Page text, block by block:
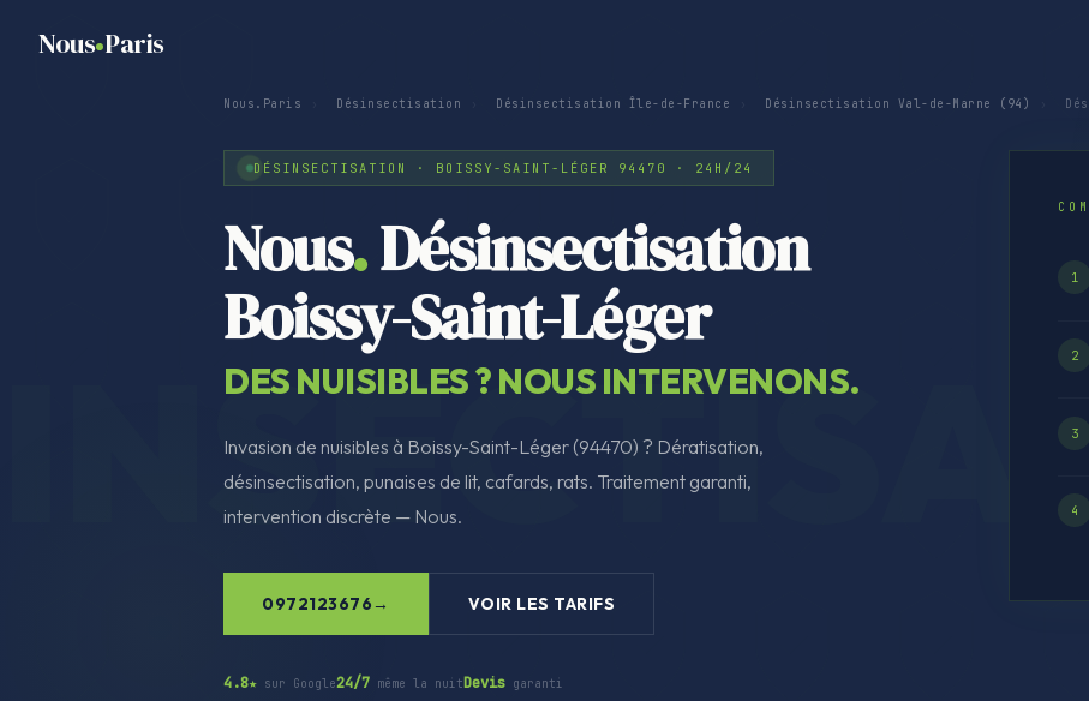
Nous Paris
Nous.Paris Désinsectisation Désinsectisation Île-de-France Désinsectisation Val-de-Marne (94)
DÉSINSECTISATION · BOISSY-SAINT-LÉGER 94470 · 24H/24
Nous.Désinsectisation
Boissy-Saint-Léger
DES NUISIBLES ? NOUS INTERVENONS.
Invasion de nuisibles à Boissy-Saint-Léger (94470) ? Dératisation,
désinsectisation, punaises de lit, cafards, rats. Traitement garanti,
intervention discrète — Nous.
0972123676 VOIR LES TARIFS
4.8★ sur Google24/7 même la nuitDevis garanti
1
2
3
4